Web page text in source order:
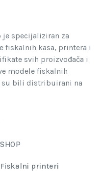
je specijaliziran za
fiskalnih kasa, printera i
svih proizvođača i
modele fiskalnih
bili distribuirani na
SHOP
Fiskalni printeri